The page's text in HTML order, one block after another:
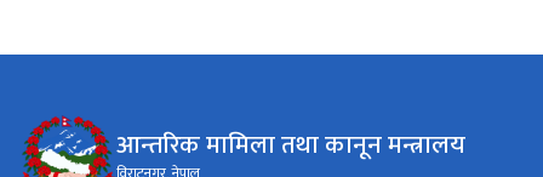
आन्तरिक मामिला तथा कानून मन्त्रालय